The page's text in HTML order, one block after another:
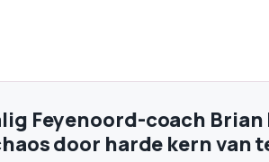
Feyenoord-coach
door harde kern van